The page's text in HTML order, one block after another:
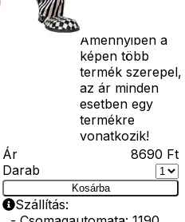
Amennyiben a
képen több
termék szerepel,
az ár minden
esetben egy
termékre
vonatkozik!
Ár
8690 Ft
Darab
Kosárba
Szállítás: